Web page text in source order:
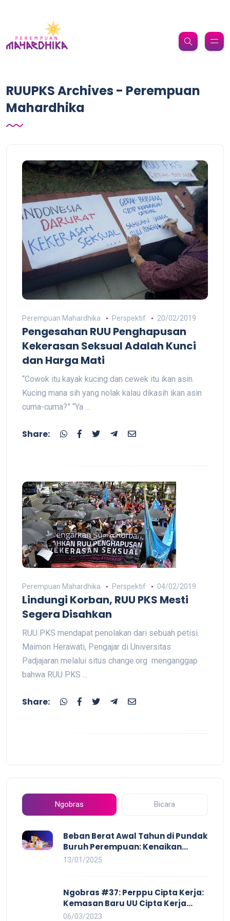
RUUPKS Archives - Perempuan
Mahardhika
Perempuan Mahardhika Perspektif 20/02/2019
Pengesahan RUU Penghapusan
Kekerasan Seksual Adalah Kunci
dan Harga Mati
“Cowok itu kayak kucing dan cewek itu ikan asin.
Kucing mana sih yang nolak kalau dikasih ikan asin
cuma-cuma?” “Ya ...
Share:
Perempuan Mahardhika Perspektif 04/02/2019
Lindungi Korban, RUU PKS Mesti
Segera Disahkan
RUU PKS mendapat penolakan dari sebuah petisi.
Maimon Herawati, Pengajar di Universitas
Padjajaran melalui situs change.org menganggap
bahwa RUU PKS ...
Share:
Ngobras Bicara
Beban Berat Awal Tahun di Pundak
Buruh Perempuan: Kenaikan
Harga yang Mencekik, Ancaman
13/01/2025
Ngobras #37: Perppu Cipta Kerja:
Kemasan Baru UU Cipta Kerja
yang Semakin Merugikan Buruh
06/03/2023